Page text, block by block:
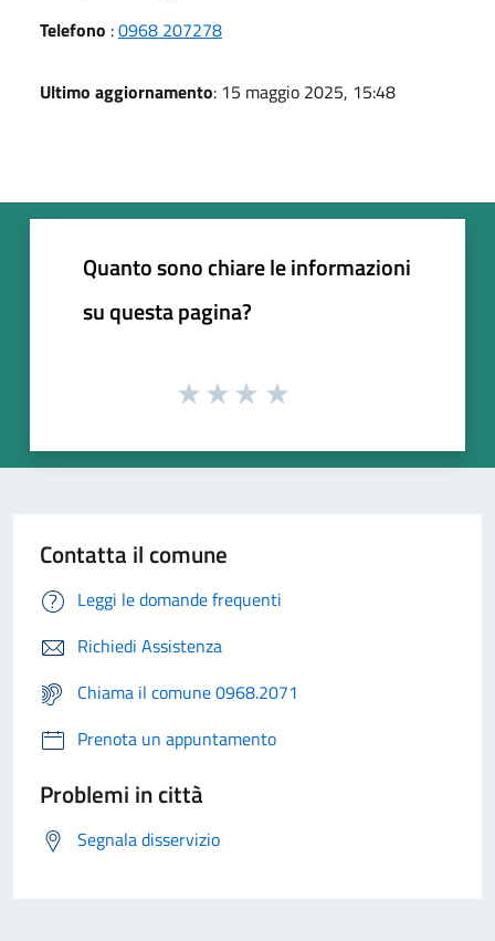
Telefono :0968 207278
Ultimo aggiornamento: 15 maggio 2025, 15:48
Quanto sono chiare le informazioni
su questa pagina?
Contatta il comune
Leggi le domande frequenti
Richiedi Assistenza
Chiama il comune 0968.2071
Prenota un appuntamento
Problemi in città
Segnala disservizio